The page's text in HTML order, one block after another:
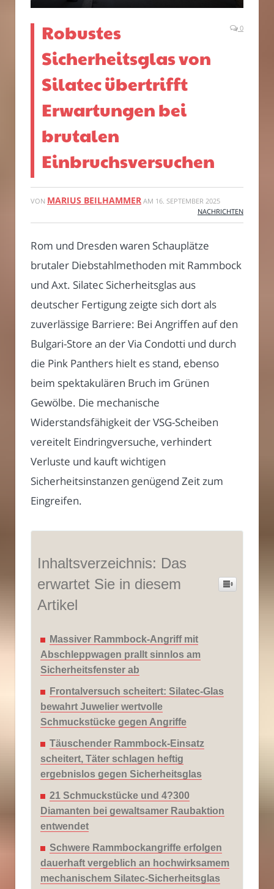
Robustes
Sicherheitsglas von
Silatec übertrifft
Erwartungen bei
brutalen
Einbruchsversuchen
0
VON MARIUS BEILHAMMER AM 16. SEPTEMBER 2025
NACHRICHTEN
Rom und Dresden waren Schauplätze
brutaler Diebstahlmethoden mit Rammbock
und Axt. Silatec Sicherheitsglas aus
deutscher Fertigung zeigte sich dort als
zuverlässige Barriere: Bei Angriffen auf den
Bulgari-Store an der Via Condotti und durch
die Pink Panthers hielt es stand, ebenso
beim spektakulären Bruch im Grünen
Gewölbe. Die mechanische
Widerstandsfähigkeit der VSG-Scheiben
vereitelt Eindringversuche, verhindert
Verluste und kauft wichtigen
Sicherheitsinstanzen genügend Zeit zum
Eingreifen.
Inhaltsverzeichnis: Das
erwartet Sie in diesem
Artikel
Massiver Rammbock-Angriff mit
Abschleppwagen prallt sinnlos am
Sicherheitsfenster ab
Frontalversuch scheitert: Silatec-Glas
bewahrt Juwelier wertvolle
Schmuckstücke gegen Angriffe
Täuschender Rammbock-Einsatz
scheitert, Täter schlagen heftig
ergebnislos gegen Sicherheitsglas
21 Schmuckstücke und 4?300
Diamanten bei gewaltsamer Raubaktion
entwendet
Schwere Rammbockangriffe erfolgen
dauerhaft vergeblich an hochwirksamem
mechanischem Silatec-Sicherheitsglas